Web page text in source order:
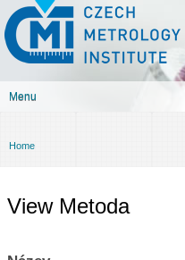
content
Czech
metrology
institute
Menu
You are here
Home
View Metoda